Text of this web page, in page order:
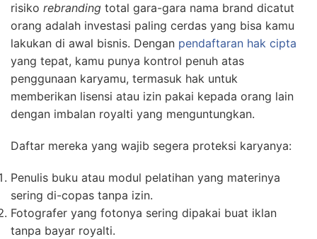
risiko rebranding total gara-gara nama brand dicatut
orang adalah investasi paling cerdas yang bisa kamu
lakukan di awal bisnis. Dengan pendaftaran hak cipta
yang tepat, kamu punya kontrol penuh atas
penggunaan karyamu, termasuk hak untuk
memberikan lisensi atau izin pakai kepada orang lain
dengan imbalan royalti yang menguntungkan.
Daftar mereka yang wajib segera proteksi karyanya:
Penulis buku atau modul pelatihan yang materinya
sering di-copas tanpa izin.
Fotografer yang fotonya sering dipakai buat iklan
tanpa bayar royalti.